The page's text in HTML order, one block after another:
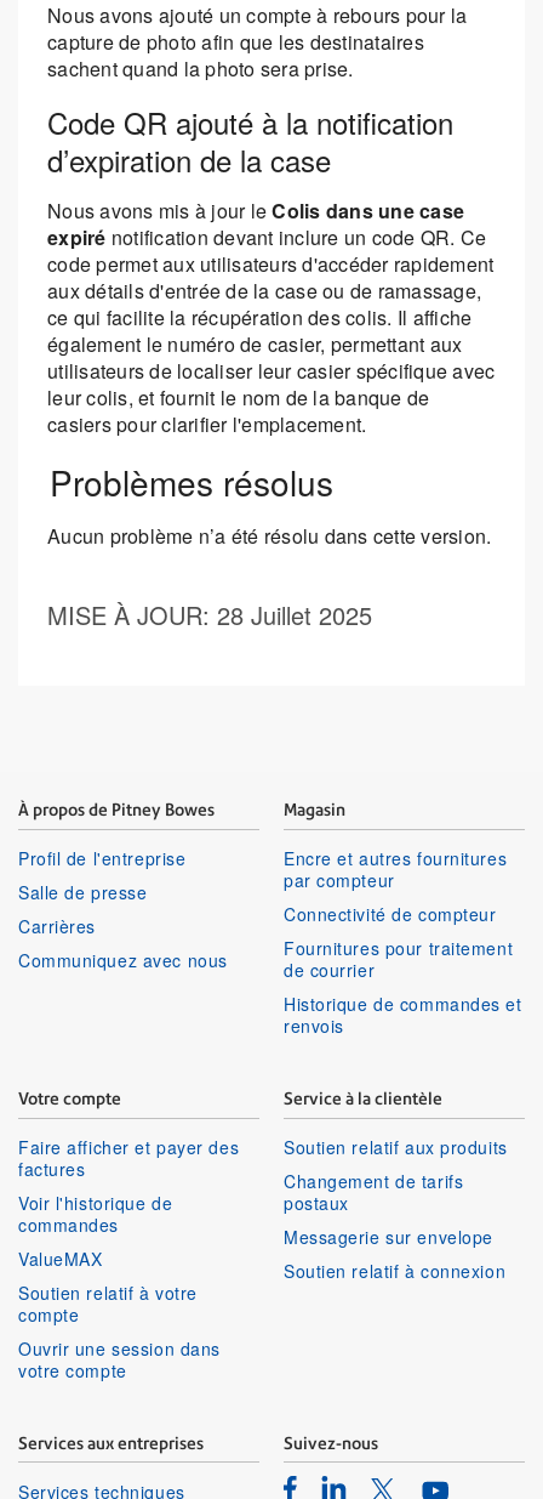
Nous avons ajouté un compte à rebours pour la
capture de photo afin que les destinataires
sachent quand la photo sera prise.
Code QR ajouté à la notification
d’expiration de la case
Nous avons mis à jour leColis dans une case
expiré notification devant inclure un code QR. Ce
code permet aux utilisateurs d'accéder rapidement
aux détails d'entrée de la case ou de ramassage,
ce qui facilite la récupération des colis. Il affiche
également le numéro de casier, permettant aux
utilisateurs de localiser leur casier spécifique avec
leur colis, et fournit le nom de la banque de
casiers pour clarifier l'emplacement.
Problèmes résolus
Aucun problème n’a été résolu dans cette version.
MISE À JOUR: 28 Juillet 2025
À propos de Pitney Bowes
Profil de l'entreprise
Salle de presse
Carrières
Communiquez avec nous
Magasin
Encre et autres fournitures
par compteur
Connectivité de compteur
Fournitures pour traitement
de courrier
Historique de commandes et
renvois
Votre compte
Faire afficher et payer des
factures
Voir l'historique de
commandes
ValueMAX
Soutien relatif à votre
compte
Ouvrir une session dans
votre compte
Service à la clientèle
Soutien relatif aux produits
Changement de tarifs
postaux
Messagerie sur envelope
Soutien relatif à connexion
Services aux entreprises
Services techniques
Suivez-nous
FacebookLinkedinTwitterYoutube